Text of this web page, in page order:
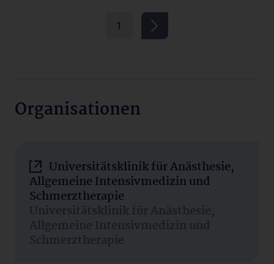
1
Organisationen
Universitätsklinik für Anästhesie,
Allgemeine Intensivmedizin und
Schmerztherapie
Universitätsklinik für Anästhesie,
Allgemeine Intensivmedizin und
Schmerztherapie